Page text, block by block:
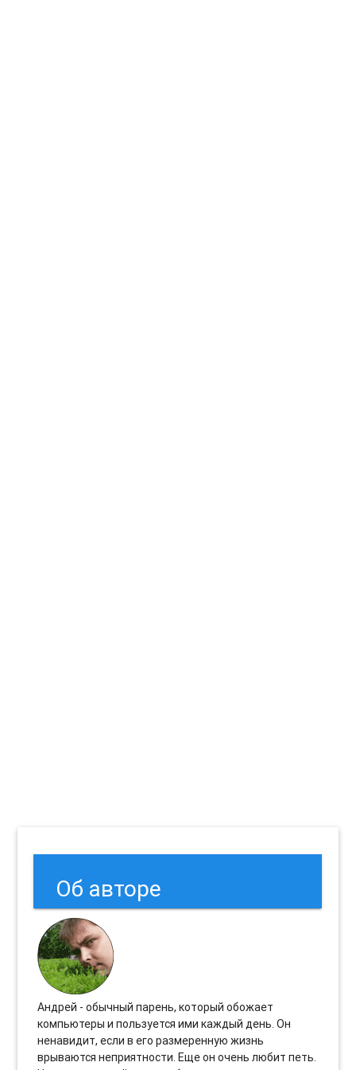
Об авторе
Андрей - обычный парень, который обожает
компьютеры и пользуется ими каждый день. Он
ненавидит, если в его размеренную жизнь
врываются неприятности. Еще он очень любит петь.